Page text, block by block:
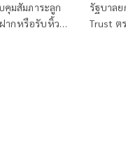
คุมสัมภาระลูก
ฝากหรือรับหิ้ว
รัฐบาล
Trust ต